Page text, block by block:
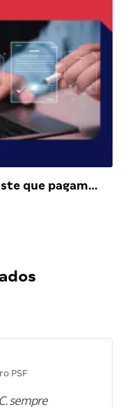
que pagam…
PSF
sempre